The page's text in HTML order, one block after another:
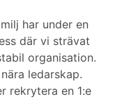
har under en
där vi strävat
organisation.
ledarskap.
rekrytera en 1:e